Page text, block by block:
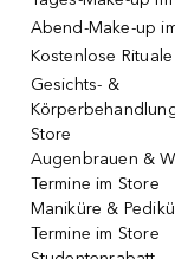
Abend-Make-up
Kostenlose
Gesichts- &
Store
Augenbrauen &
Termine im Store
Maniküre &
Termine im Store